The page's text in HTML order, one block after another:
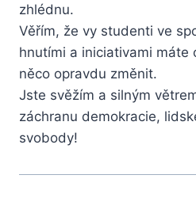
zhlédnu.
Věřím, že vy studenti ve
hnutími a iniciativami máte
něco opravdu změnit.
Jste svěžím a silným
záchranu demokracie,
svobody!